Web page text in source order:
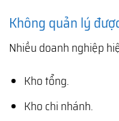
Không quản lý
Nhiều doanh nghiệp
Kho tổng.
Kho chi nhánh.